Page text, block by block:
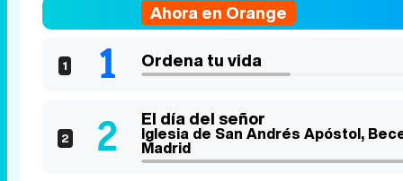
Ahora en Orange
1 Ordena tu vida
2
El día del señor
Iglesia de San Andrés Apóstol,
Madrid